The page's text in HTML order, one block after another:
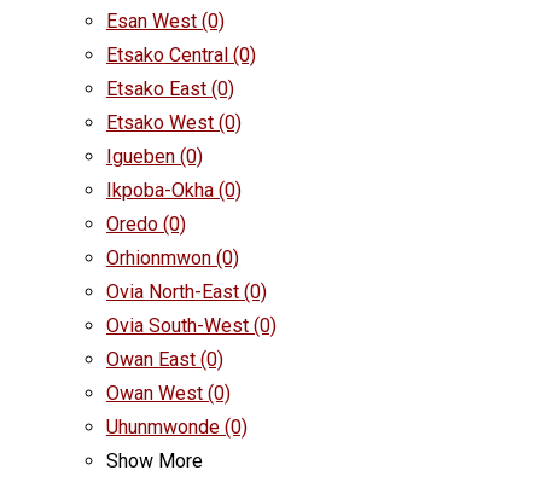
Esan West (0)
Etsako Central (0)
Etsako East (0)
Etsako West (0)
Igueben (0)
Ikpoba-Okha (0)
Oredo (0)
Orhionmwon (0)
Ovia North-East (0)
Ovia South-West (0)
Owan East (0)
Owan West (0)
Uhunmwonde (0)
Show More